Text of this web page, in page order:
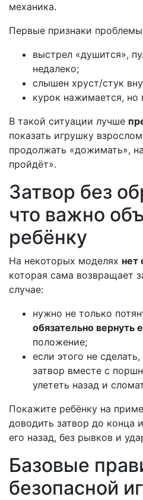
механика.
Первые признаки
выстрел «душится»,
недалеко;
слышен хруст/стук
курок нажимается, но
В такой ситуации лучше
показать игрушку
продолжать «дожимать»,
пройдёт».
Затвор без
что важно
ребёнку
На некоторых моделях нет
которая сама возвращает
случае:
нужно не только
обязательно вернуть
положение;
если этого не
затвор вместе с
улететь назад и
Покажите ребёнку на
доводить затвор до конца
его назад, без рывков и
Базовые
безопасной